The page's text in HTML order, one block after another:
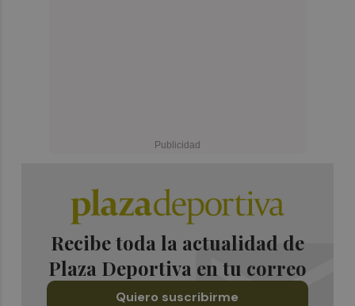
Recibe toda la actualidad de
Plaza Deportiva en tu correo
Quiero suscribirme